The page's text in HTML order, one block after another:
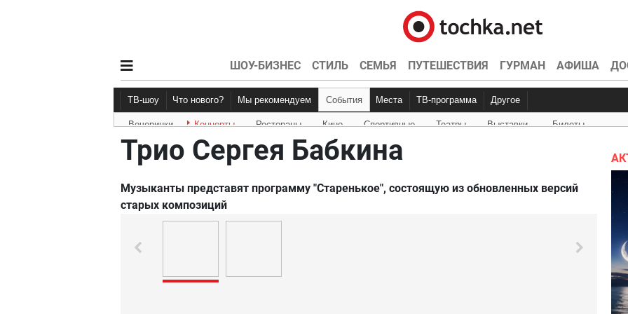
ШОУ-БИЗНЕС СТИЛЬ СЕМЬЯ ПУТЕШЕСТВИЯ ГУРМАН АФИША
ТВ-шоу Что нового?
Новости афиши Рецензии Куда пойти Точка контроля Интервью Эксклюзив
Мы рекомендуем События Места ТВ-программа Другое
Конкурсы Видео
Вечеринки Концерты Рестораны Кино Спортивные Театры Выставки Билеты
Трио Сергея Бабкина
Музыканты представят программу "Старенькое", состоящую из обновленных версий
старых композиций